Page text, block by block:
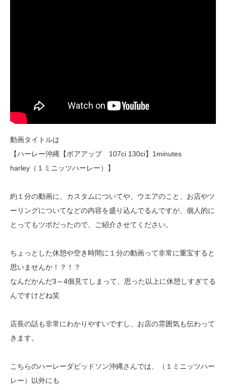
動画タイトルは
【ハーレー沖縄【ボアアップ 107ci 130ci】1minutes
harley（１ミニッツハーレー）】
約１分の動画に、カスタムについてや、ウエアのこと、お店やツ
ーリングについてなどの内容を盛り込んでるんですが、個人的に
とってもツボだったので、ご紹介させてください。
ちょっとした休憩や空き時間に１分の動画って非常に重宝すると
思いませんか！？！？
なんだかんだ3～4個見てしまって、思った以上に休憩しすぎてる
んですけどね笑
店長の話も非常にわかりやすいですし、お店の雰囲気も伝わって
きます。
こちらのハーレーダビッドソン沖縄さんでは、（１ミニッツハー
レー）以外にも